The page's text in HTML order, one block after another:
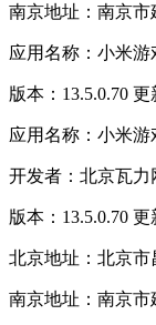
南京地址：南京市
应用名称：小米游
版本：13.5.0.70
应用名称：小米游
开发者：北京瓦力
版本：13.5.0.70
北京地址：北京市
南京地址：南京市